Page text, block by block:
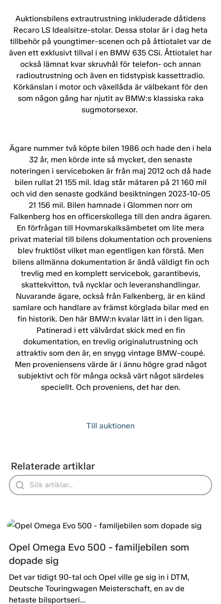
Auktionsbilens extrautrustning inkluderade dåtidens
Recaro LS Idealsitze-stolar. Dessa stolar är i dag heta
tillbehör på youngtimer-scenen och på åttiotalet var de
även ett exklusivt tillval i en BMW 635 CSi. Åttiotalet har
också lämnat kvar skruvhål för telefon- och annan
radioutrustning och även en tidstypisk kassettradio.
Körkänslan i motor och växellåda är välbekant för den
som någon gång har njutit av BMW:s klassiska raka
sugmotorsexor.
Ägare nummer två köpte bilen 1986 och hade den i hela
32 år, men körde inte så mycket, den senaste
noteringen i serviceboken är från maj 2012 och då hade
bilen rullat 21 155 mil. Idag står mätaren på 21 160 mil
och vid den senaste godkänd besiktningen 2023-10-05
21 156 mil. Bilen hamnade i Glommen norr om
Falkenberg hos en officerskollega till den andra ägaren.
En förfrågan till Hovmarskalksämbetet om lite mera
privat material till bilens dokumentation och proveniens
blev fruktlöst vilket man egentligen kan förstå. Men
bilens allmänna dokumentation är ändå väldigt fin och
trevlig med en komplett servicebok, garantibevis,
skattekvitton, två nycklar och leveranshandlingar.
Nuvarande ägare, också från Falkenberg, är en känd
samlare och handlare av främst körglada bilar med en
fin historik. Den här BMW:n kvalar lätt in i den ligan.
Patinerad i ett välvårdat skick med en fin
dokumentation, en trevlig originalutrustning och
attraktiv som den är, en snygg vintage BMW-coupé.
Men proveniensens värde är i ännu högre grad något
subjektivt och för många också värt något särdeles
speciellt. Och proveniens, det har den.
Till auktionen
Relaterade artiklar
Opel Omega Evo 500 - familjebilen som
dopade sig
Det var tidigt 90-tal och Opel ville ge sig in i DTM,
Deutsche Touringwagen Meisterschaft, en av de
hetaste bilsportseri...